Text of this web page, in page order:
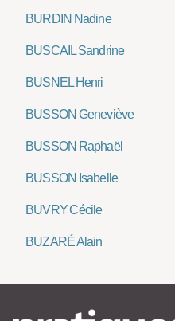
BURDIN Nadine
BUSCAIL Sandrine
BUSNEL Henri
BUSSON Geneviève
BUSSON Raphaël
BUSSON Isabelle
BUVRY Cécile
BUZARÉ Alain